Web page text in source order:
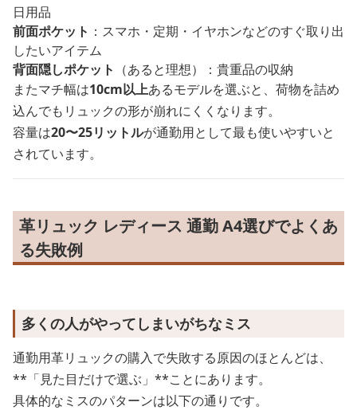
日用品
前面ポケット ：スマホ・定期・イヤホンなどのすぐ取り出
したいアイテム
背面隠しポケット （あると理想）：貴重品の収納
またマチ幅は10cm以上あるモデルを選ぶと、荷物を詰め
込んでもリュックの形が崩れにくくなります。
容量は20〜25リットルが通勤用として最も使いやすいと
されています。
革リュック レディース 通勤 A4選びでよくあ
る失敗例
多くの人がやってしまいがちなミス
通勤用革リュックの購入で失敗する原因のほとんどは、
**「見た目だけで選ぶ」**ことにあります。
具体的なミスのパターンは以下の通りです。